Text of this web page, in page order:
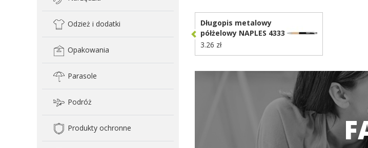
Odzież i dodatki
Opakowania
Parasole
Podróż
Produkty ochronne
Długopis metalowy
półżelowy NAPLES 4333
3.26 zł